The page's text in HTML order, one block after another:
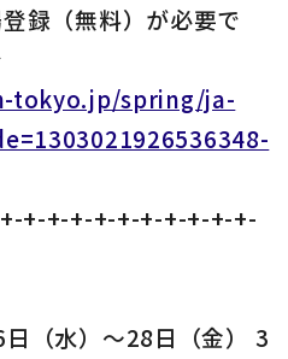
録（無料）が必要で
tokyo.jp/spring/ja-
+-+-+-+-+-+-+-+-+-+-
（水）～28日（金） 3